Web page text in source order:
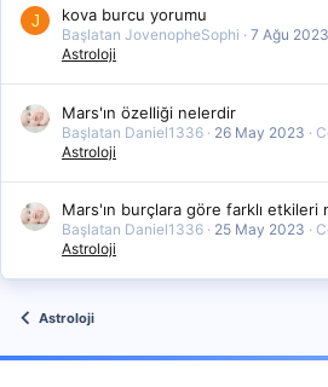
J kova burcu yorumu
Başlatan JovenopheSophi 7 Ağu 2023
Astroloji
Mars'ın özelliği nelerdir
Başlatan Daniel1336 26 May 2023
Astroloji
Mars'ın burçlara göre farklı etkileri
Başlatan Daniel1336 25 May 2023
Astroloji
Astroloji